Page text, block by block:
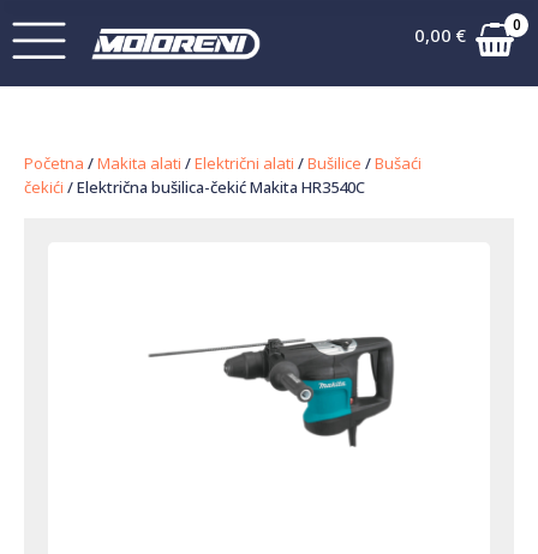
0,00 € 0
Početna /Makita alati /Električni alati /Bušilice /Bušaći
čekići / Električna bušilica-čekić Makita HR3540C